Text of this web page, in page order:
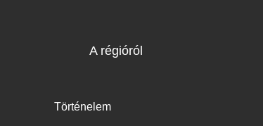
A régióról
Történelem